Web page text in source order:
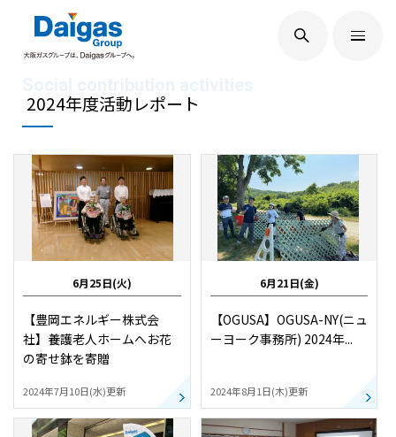
EN / JP
Daigas STUDIO
社会貢献
技術開発
サステナビリティ
IR情報
2024年度活動レポート
6月25日(火)
【豊岡エネルギー株式会
社】養護老人ホームへお花
の寄せ鉢を寄贈
2024年7月10日(水)更新
6月21日(金)
【OGUSA】OGUSA-NY(ニュ
ーヨーク事務所) 2024年...
2024年8月1日(木)更新